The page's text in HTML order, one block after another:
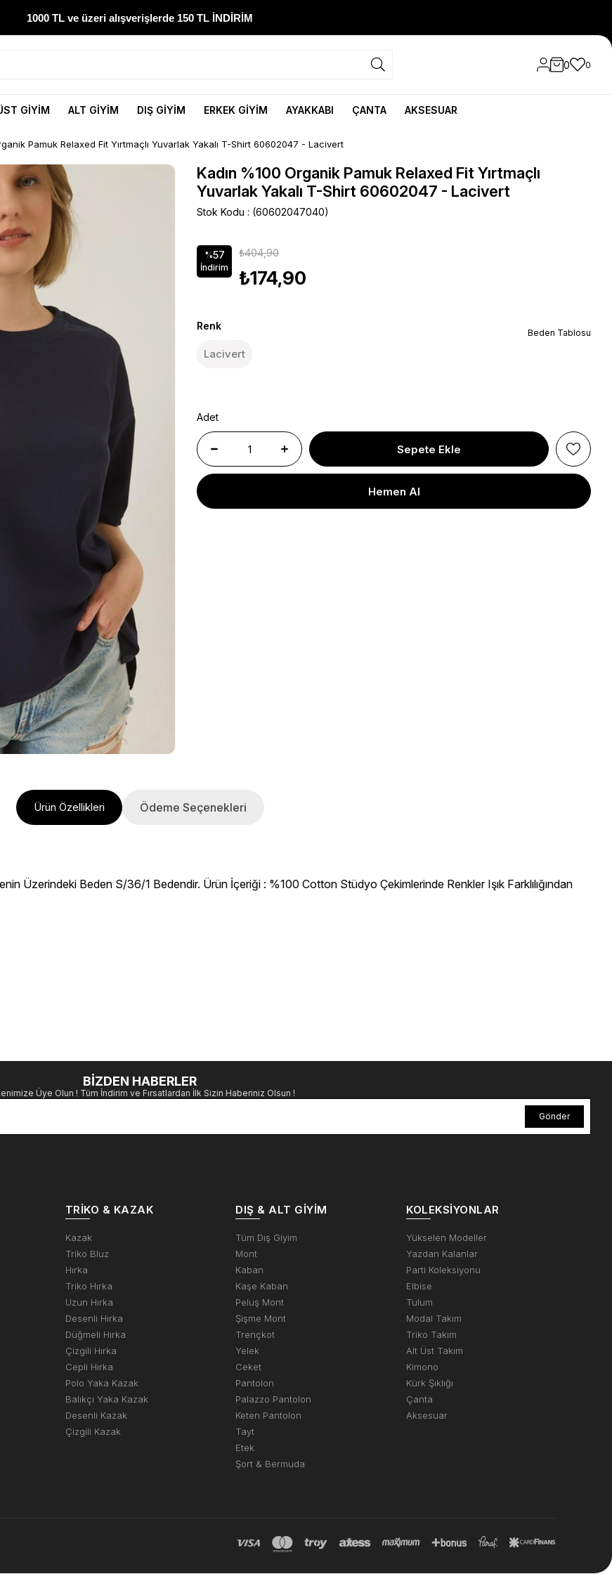
1000 TL ve üzeri alışverişlerde 150 TL İNDİRİM
1000 TL ve üzeri alışverişlerde 150 TL İNDİRİM
0 0
GİYİM ALT GİYİM DIŞ GİYİM ERKEK GİYİM AYAKKABI ÇANTA AKSESUAR
Pamuk Relaxed Fit Yırtmaçlı Yuvarlak Yakalı T-Shirt 60602047 - Lacivert
Kadın %100 Organik Pamuk Relaxed Fit Yırtmaçlı
Yuvarlak Yakalı T-Shirt 60602047 - Lacivert
Stok Kodu (60602047040)
%57
İndirim
₺404,90
₺174,90
Renk
Lacivert
Beden Tablosu
Adet
Ürün Özellikleri Ödeme Seçenekleri
Üzerindeki Beden S/36/1 Bedendir. Ürün İçeriği : %100 Cotton Stüdyo Çekimlerinde Renkler Işık Farklılığından
BİZDEN HABERLER
Üye Olun ! Tüm İndirim ve Fırsatlardan İlk Sizin Haberiniz Olsun !
Gönder
TRIKO & KAZAK
Kazak
Triko Bluz
Hırka
Triko Hırka
Uzun Hırka
Desenli Hırka
Düğmeli Hırka
Çizgili Hırka
Cepli Hırka
Polo Yaka Kazak
Balıkçı Yaka Kazak
Desenli Kazak
Çizgili Kazak
DIŞ & ALT GIYIM
Tüm Dış Giyim
Mont
Kaban
Kaşe Kaban
Peluş Mont
Şişme Mont
Trençkot
Yelek
Ceket
Pantolon
Palazzo Pantolon
Keten Pantolon
Tayt
Etek
Şort & Bermuda
KOLEKSIYONLAR
Yükselen Modeller
Yazdan Kalanlar
Parti Koleksiyonu
Elbise
Tulum
Modal Takım
Triko Takım
Alt Üst Takım
Kimono
Kürk Şıklığı
Çanta
Aksesuar